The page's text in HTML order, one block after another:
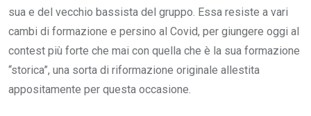
sua e del vecchio bassista del gruppo. Essa resiste a vari
cambi di formazione e persino al Covid, per giungere oggi al
contest più forte che mai con quella che è la sua formazione
“storica”, una sorta di riformazione originale allestita
appositamente per questa occasione.